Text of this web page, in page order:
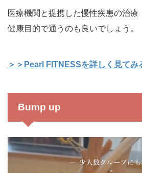
医療機関と提携した慢性疾患の治療
健康目的で通うのも良いでしょう。
＞＞Pearl FITNESSを詳しく見てみ
Bump up